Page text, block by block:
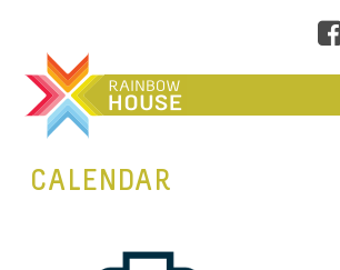
CALENDAR